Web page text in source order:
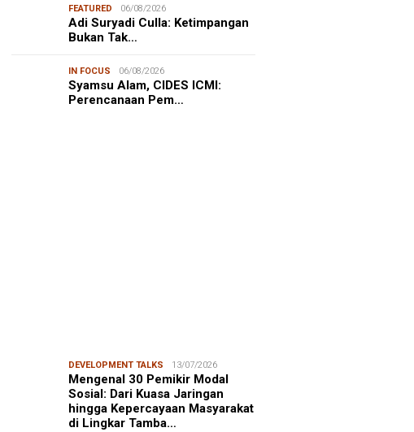
FEATURED 06/08/2026
Adi Suryadi Culla: Ketimpangan
Bukan Tak…
IN FOCUS 06/08/2026
Syamsu Alam, CIDES ICMI:
Perencanaan Pem…
Mahasiswa KKN-T Unhas Edukasi
Warga Desa Buae Kenali
Mikroorganisme Baik dan Jahat
DEVELOPMENT TALKS 13/07/2026
Mengenal 30 Pemikir Modal
Sosial: Dari Kuasa Jaringan
hingga Kepercayaan Masyarakat
di Lingkar Tamba…